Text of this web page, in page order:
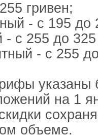
гривен;
- с 195 до
с 255 до 325
- с 255
указаны
на 1
объеме.